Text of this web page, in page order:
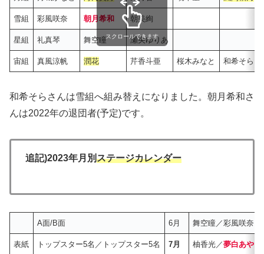
雪組 彩風咲奈 朝月希和 朝美絢
星組 礼真琴 舞空瞳 瀬央ゆりあ
宙組 真風涼帆 潤花 芹香斗亜 桜木みなと 和希そら＊
スクロールできます
和希そらさんは雪組へ組み替えになりました。朝月希和さ
んは2022年の退団者(予定)です。
追記)2023年月別ステージカレンダー
A面/B面 6月 舞空瞳／彩風咲奈
表紙 トップスター5名／トップスター5名 7月 柚香光／夢白あや